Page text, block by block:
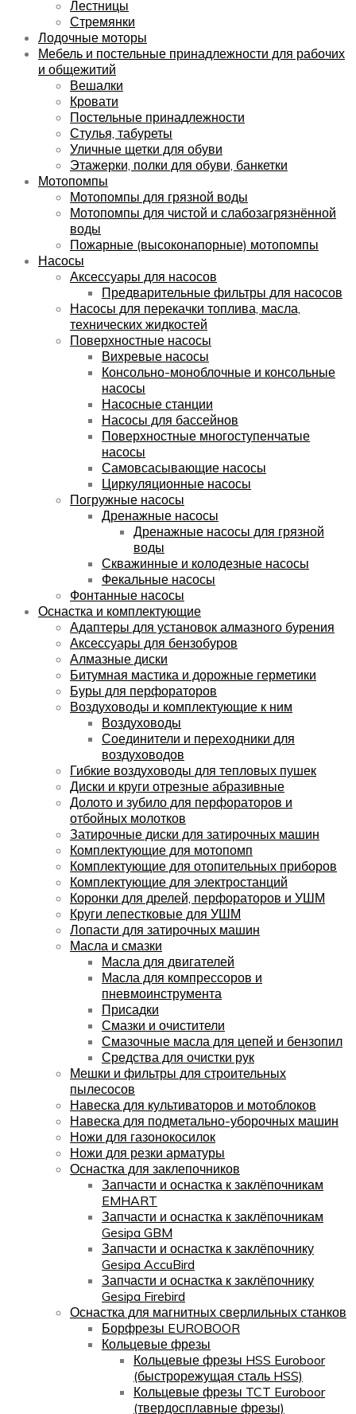
Лестницы
Стремянки
Лодочные моторы
Мебель и постельные принадлежности для рабочих
и общежитий
Вешалки
Кровати
Постельные принадлежности
Стулья, табуреты
Уличные щетки для обуви
Этажерки, полки для обуви, банкетки
Мотопомпы
Мотопомпы для грязной воды
Мотопомпы для чистой и слабозагрязнённой
воды
Пожарные (высоконапорные) мотопомпы
Насосы
Аксессуары для насосов
Предварительные фильтры для насосов
Насосы для перекачки топлива, масла,
технических жидкостей
Поверхностные насосы
Вихревые насосы
Консольно-моноблочные и консольные
насосы
Насосные станции
Насосы для бассейнов
Поверхностные многоступенчатые
насосы
Самовсасывающие насосы
Циркуляционные насосы
Погружные насосы
Дренажные насосы
Дренажные насосы для грязной
воды
Скважинные и колодезные насосы
Фекальные насосы
Фонтанные насосы
Оснастка и комплектующие
Адаптеры для установок алмазного бурения
Аксессуары для бензобуров
Алмазные диски
Битумная мастика и дорожные герметики
Буры для перфораторов
Воздуховоды и комплектующие к ним
Воздуховоды
Соединители и переходники для
воздуховодов
Гибкие воздуховоды для тепловых пушек
Диски и круги отрезные абразивные
Долото и зубило для перфораторов и
отбойных молотков
Затирочные диски для затирочных машин
Комплектующие для мотопомп
Комплектующие для отопительных приборов
Комплектующие для электростанций
Коронки для дрелей, перфораторов и УШМ
Круги лепестковые для УШМ
Лопасти для затирочных машин
Масла и смазки
Масла для двигателей
Масла для компрессоров и
пневмоинструмента
Присадки
Смазки и очистители
Смазочные масла для цепей и бензопил
Средства для очистки рук
Мешки и фильтры для строительных
пылесосов
Навеска для культиваторов и мотоблоков
Навеска для подметально-уборочных машин
Ножи для газонокосилок
Ножи для резки арматуры
Оснастка для заклепочников
Запчасти и оснастка к заклёпочникам
EMHART
Запчасти и оснастка к заклёпочникам
Gesipa GBM
Запчасти и оснастка к заклёпочнику
Gesipa AccuBird
Запчасти и оснастка к заклёпочнику
Gesipa Firebird
Оснастка для магнитных сверлильных станков
Борфрезы EUROBOOR
Кольцевые фрезы
Кольцевые фрезы HSS Euroboor
(быстрорежущая сталь HSS)
Кольцевые фрезы TCT Euroboor
(твердосплавные фрезы)